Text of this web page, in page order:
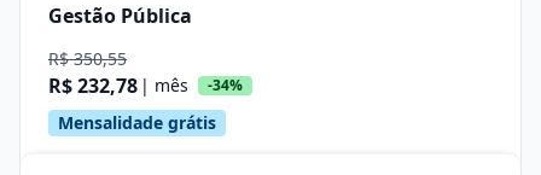
Gestão Pública
R$ 350,55
R$ 232,78 | mês -34%
Mensalidade grátis